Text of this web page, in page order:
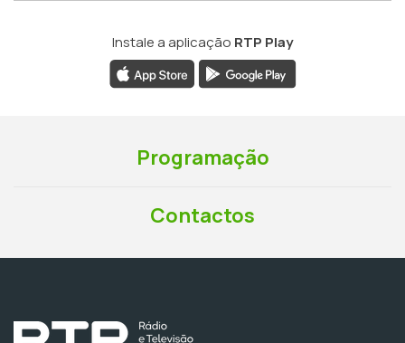
Instale a aplicação RTP Play
Programação
Contactos